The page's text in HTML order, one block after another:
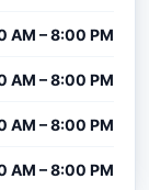
AM – 8:00 PM
AM – 8:00 PM
AM – 8:00 PM
AM – 8:00 PM